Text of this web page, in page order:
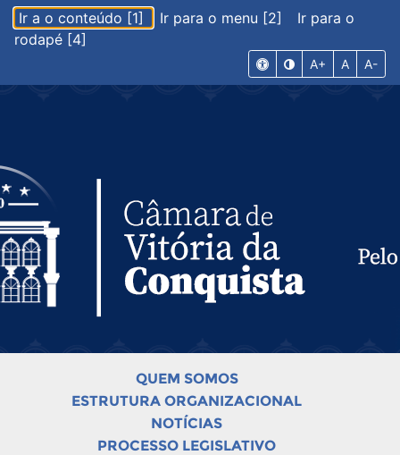
Ir a o conteúdo [1] Ir para o menu [2]
Ir para o
rodapé [4]
A+ A A-
QUEM SOMOS
ESTRUTURA ORGANIZACIONAL
NOTÍCIAS
PROCESSO LEGISLATIVO